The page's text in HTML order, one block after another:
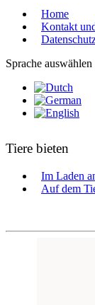
Home
Kontakt
Sprache auswählen
Tiere bieten
Im Laden
Auf dem